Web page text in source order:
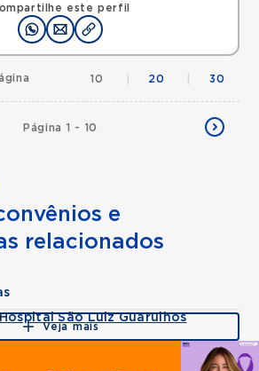
este perfil
Página 1 - 10
10 20 30
e
relacionados
São Luiz Guarulhos
Veja mais
Agende